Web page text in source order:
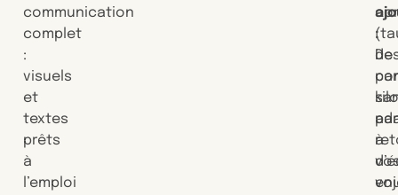
communication
complet
:
visuels
et
textes
prêts
à
l’emploi
de
:
à